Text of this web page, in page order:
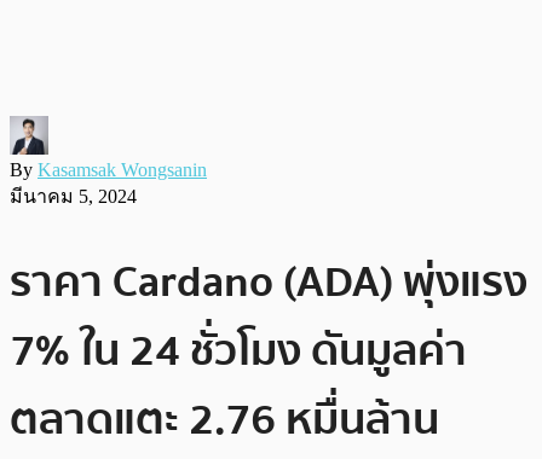
By Kasamsak Wongsanin
มีนาคม 5, 2024
ราคา Cardano (ADA) พุ่งแรง
7% ใน 24 ชั่วโมง ดันมูลค่า
ตลาดแตะ 2.76 หมื่นล้าน